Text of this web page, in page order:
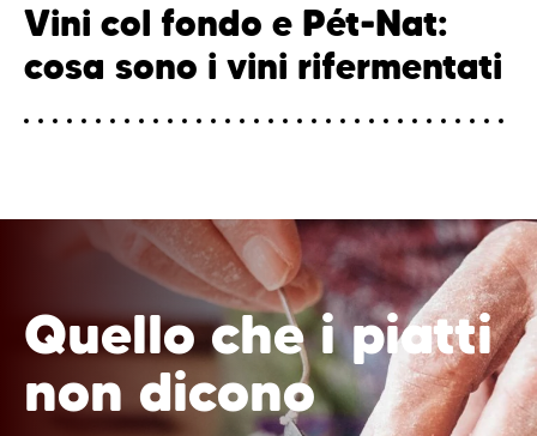
Vini col fondo e Pét-Nat:
cosa sono i vini rifermentati
Quello che i piatti
non dicono